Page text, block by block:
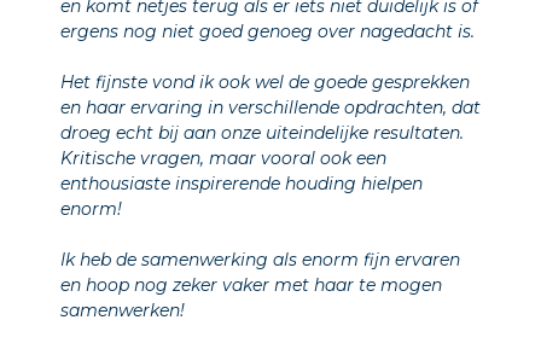
en komt netjes terug als er iets niet duidelijk is of
ergens nog niet goed genoeg over nagedacht is.
Het fijnste vond ik ook wel de goede gesprekken
en haar ervaring in verschillende opdrachten, dat
droeg echt bij aan onze uiteindelijke resultaten.
Kritische vragen, maar vooral ook een
enthousiaste inspirerende houding hielpen
enorm!
Ik heb de samenwerking als enorm fijn ervaren
en hoop nog zeker vaker met haar te mogen
samenwerken!